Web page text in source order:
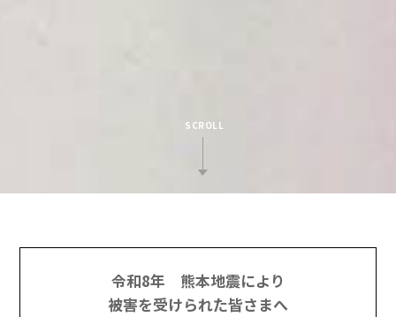
令和8年 熊本地震により
被害を受けられた皆さまへ